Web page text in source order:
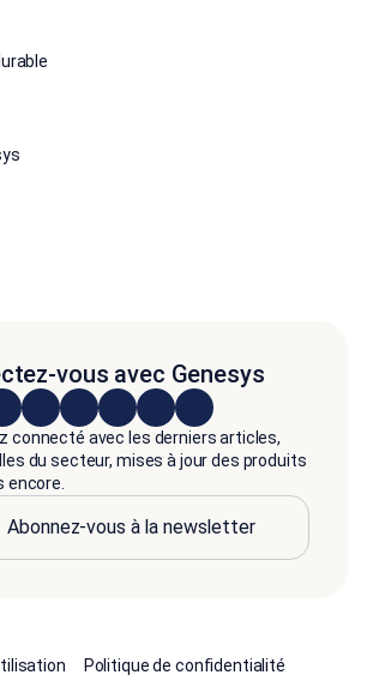
vous avec Genesys
connecté avec les derniers articles,
du secteur, mises à jour des produits
encore.
Abonnez-vous à la newsletter
Politique de confidentialité